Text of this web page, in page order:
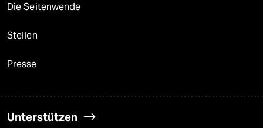
Die Seitenwende
Stellen
Presse
Unterstützen